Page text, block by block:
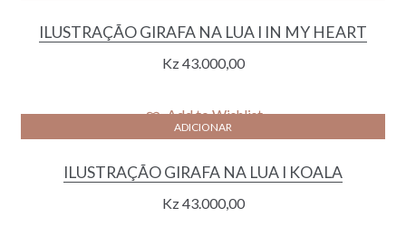
ILUSTRAÇÃO GIRAFA NA LUA I IN MY HEART
Kz43.000,00
Add to Wishlist
ADICIONAR
ILUSTRAÇÃO GIRAFA NA LUA I KOALA
Kz43.000,00